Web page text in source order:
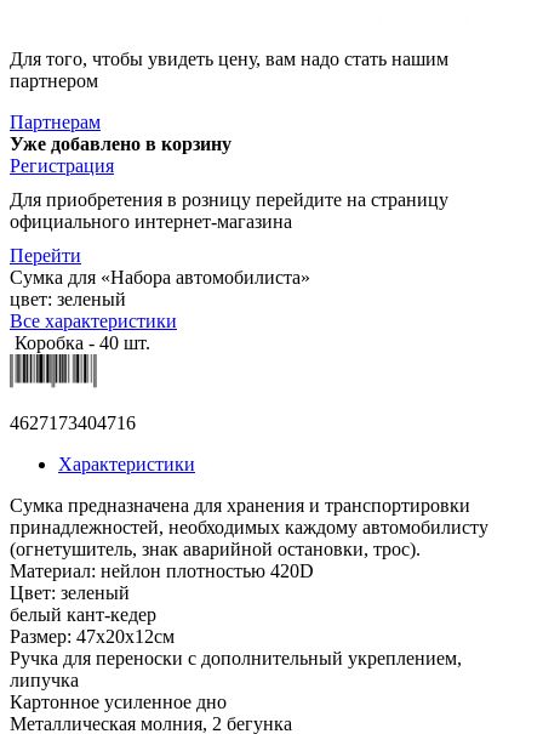
Для того, чтобы увидеть цену, вам надо стать нашим
партнером
Партнерам
Уже добавлено в корзину
Регистрация
Для приобретения в розницу перейдите на страницу
официального интернет-магазина
Перейти
Сумка для «Набора автомобилиста»
цвет: зеленый
Все характеристики
Коробка - 40 шт.
4627173404716
Характеристики
Сумка предназначена для хранения и транспортировки
принадлежностей, необходимых каждому автомобилисту
(огнетушитель, знак аварийной остановки, трос).
Материал: нейлон плотностью 420D
Цвет: зеленый
белый кант-кедер
Размер: 47x20x12см
Ручка для переноски с дополнительный укреплением,
липучка
Картонное усиленное дно
Металлическая молния, 2 бегунка